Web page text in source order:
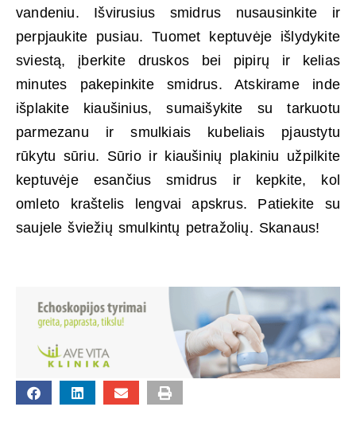
vandeniu. Išvirusius smidrus nusausinkite ir
perpjaukite pusiau. Tuomet keptuvėje išlydykite
sviestą, įberkite druskos bei pipirų ir kelias
minutes pakepinkite smidrus. Atskirame inde
išplakite kiaušinius, sumaišykite su tarkuotu
parmezanu ir smulkiais kubeliais pjaustytu
rūkytu sūriu. Sūrio ir kiaušinių plakiniu užpilkite
keptuvėje esančius smidrus ir kepkite, kol
omleto kraštelis lengvai apskrus. Patiekite su
saujele šviežių smulkintų petražolių. Skanaus!